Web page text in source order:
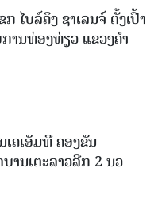
ໄບລ໌ຄິງ ຊາເລນຈ໌ ຕັ້ງເປົ້າ
ານທ່ອງທ່ຽວ ແຂວງຄໍາ
ເຄເອັມທີ ຄອງຂັນ
ບານເຕະລາວລີກ 2 ນວ